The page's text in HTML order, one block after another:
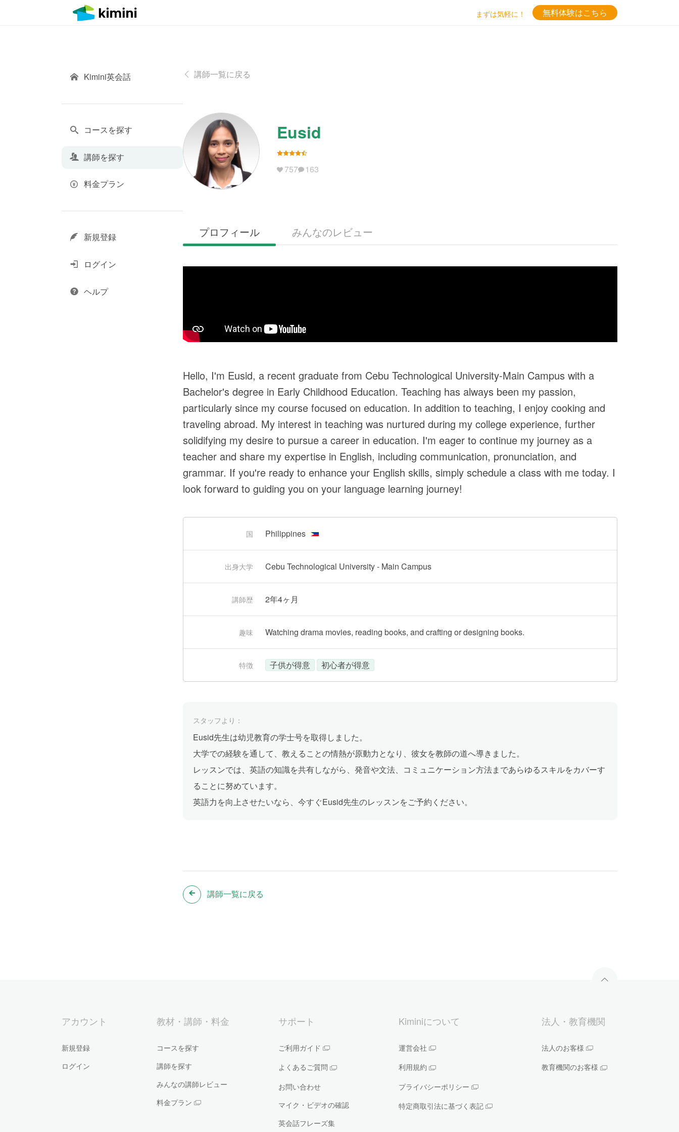
まずは気軽に！ 無料体験はこちら
講師一覧に戻る
Eusid
757 163
プロフィール みんなのレビュー
Hello, I'm Eusid, a recent graduate from Cebu Technological University-Main Campus with a
Bachelor's degree in Early Childhood Education. Teaching has always been my passion,
particularly since my course focused on education. In addition to teaching, I enjoy cooking and
traveling abroad. My interest in teaching was nurtured during my college experience, further
solidifying my desire to pursue a career in education. I'm eager to continue my journey as a
teacher and share my expertise in English, including communication, pronunciation, and
grammar. If you're ready to enhance your English skills, simply schedule a class with me today. I
look forward to guiding you on your language learning journey!
国 Philippines
出身大学 Cebu Technological University - Main Campus
講師歴 2年4ヶ月
趣味 Watching drama movies, reading books, and crafting or designing books.
特徴 子供が得意 初心者が得意
スタッフより：
Eusid先生は幼児教育の学士号を取得しました。
大学での経験を通して、教えることの情熱が原動力となり、彼女を教師の道へ導きました。
レッスンでは、英語の知識を共有しながら、発音や文法、コミュニケーション方法まであらゆるスキルをカバーす
ることに努めています。
英語力を向上させたいなら、今すぐEusid先生のレッスンをご予約ください。
講師一覧に戻る
Kimini英会話
コースを探す
講師を探す
料金プラン
新規登録
ログイン
ヘルプ
アカウント
新規登録
ログイン
教材・講師・料金
コースを探す
講師を探す
みんなの講師レビュー
料金プラン
サポート
ご利用ガイド
よくあるご質問
お問い合わせ
マイク・ビデオの確認
英会話フレーズ集
Kiminiについて
運営会社
利用規約
プライバシーポリシー
特定商取引法に基づく表記
法人・教育機関
法人のお客様
教育機関のお客様